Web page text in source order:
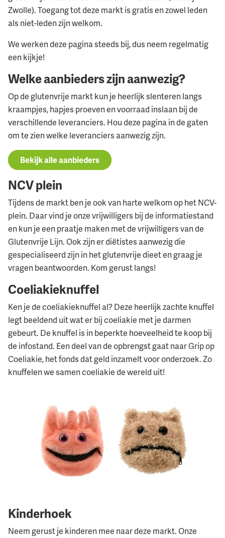
Zwolle). Toegang tot deze markt is gratis en zowel leden
als niet-leden zijn welkom.
We werken deze pagina steeds bij, dus neem regelmatig
een kijkje!
Welke aanbieders zijn aanwezig?
Op de glutenvrije markt kun je heerlijk slenteren langs
kraampjes, hapjes proeven en voorraad inslaan bij de
verschillende leveranciers. Hou deze pagina in de gaten
om te zien welke leveranciers aanwezig zijn.
Bekijk alle aanbieders
NCV plein
Tijdens de markt ben je ook van harte welkom op het NCV-
plein. Daar vind je onze vrijwilligers bij de informatiestand
en kun je een praatje maken met de vrijwilligers van de
Glutenvrije Lijn. Ook zijn er diëtistes aanwezig die
gespecialiseerd zijn in het glutenvrije dieet en graag je
vragen beantwoorden. Kom gerust langs!
Coeliakieknuffel
Ken je de coeliakieknuffel al? Deze heerlijk zachte knuffel
legt beeldend uit wat er bij coeliakie met je darmen
gebeurt. De knuffel is in beperkte hoeveelheid te koop bij
de infostand. Een deel van de opbrengst gaat naar Grip op
Coeliakie, het fonds dat geld inzamelt voor onderzoek. Zo
knuffelen we samen coeliakie de wereld uit!
Kinderhoek
Neem gerust je kinderen mee naar deze markt. Onze